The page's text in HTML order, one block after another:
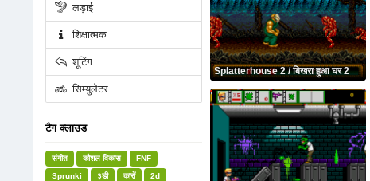
लड़ाई
शिक्षात्मक
शूटिंग
सिम्युलेटर
टैग क्लाउड
संगीत कौशल विकास
FNF
Sprunki
३डी कारों
2d
Splatterhouse 2 / बिखरा हुआ घर 2